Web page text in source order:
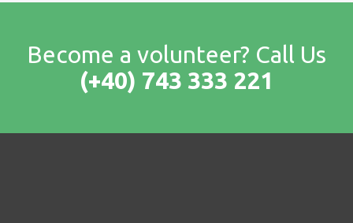
Become a volunteer? Call Us
(+40) 743 333 221